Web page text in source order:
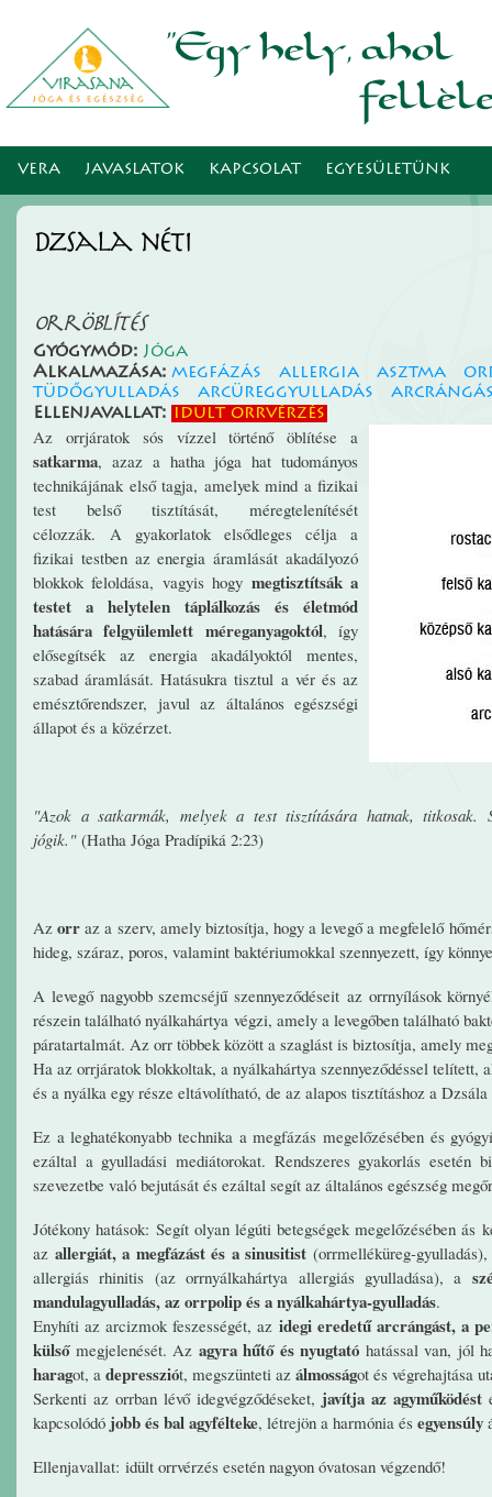
VERA JAVASLATOK KAPCSOLAT EGYESÜLETÜNK
Dzsala néti
Orröblítés
Gyógymód: Jóga
Alkalmazása: megfázás allergia asztma
tüdőgyulladás
arcüreggyulladás
Ellenjavallat:
idült orrvérzés
Az orrjáratok sós vízzel történő öblítése a
satkarma, azaz a hatha jóga hat tudományos
technikájának első tagja, amelyek mind a fizikai
test belső tisztítását, méregtelenítését
célozzák. A gyakorlatok elsődleges célja a
fizikai testben az energia áramlását akadályozó
blokkok feloldása, vagyis hogy megtisztítsák a
testet a helytelen táplálkozás és életmód
hatására felgyülemlett méreganyagoktól, így
elősegítsék az energia akadályoktól mentes,
szabad áramlását. Hatásukra tisztul a vér és az
emésztőrendszer, javul az általános egészségi
állapot és a közérzet.
"Azok a satkarmák, melyek a test tisztítására hatnak,
jógik." (Hatha Jóga Pradípiká 2:23)
Azorraz a szerv, amely biztosítja, hogy a levegő a megfelelő
hideg, száraz, poros, valamint baktériumokkal szennyezett, így
A levegő nagyobb szemcséjű szennyeződéseit az orrnyílások
részein található nyálkahártya végzi, amely a levegőben található
páratartalmát. Az orr többek között a szaglást is biztosítja, amely
Ha az orrjáratok blokkoltak, a nyálkahártya szennyeződéssel
és a nyálka egy része eltávolítható, de az alapos tisztításhoz a
Ez a leghatékonyabb technika a megfázás megelőzésében és
ezáltal a gyulladási mediátorokat. Rendszeres gyakorlás
szevezetbe való bejutását és ezáltal segít az általános egészség
Jótékony hatások: Segít olyan légúti betegségek megelőzésében ás
az allergiát, a megfázást és a sinusitist (orrmelléküreg-
allergiás rhinitis (az orrnyálkahártya allergiás gyulladása), a
mandulagyulladás, az orrpolip és a nyálkahártya-gyulladás.
Enyhíti az arcizmok feszességét, az idegi eredetű arcrángást, a
külső megjelenését. Az agyra hűtő és nyugtató hatással van, jól
haragot, a depressziót, megszünteti az álmosságot és végrehajtása
Serkenti az orrban lévő idegvégződéseket, javítja az agyműködést
kapcsolódó jobb és bal agyfélteke, létrejön a harmónia és egyensúly
Ellenjavallat: idült orrvérzés esetén nagyon óvatosan végzendő!